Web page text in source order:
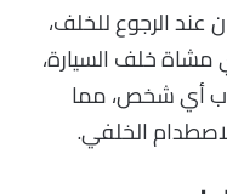
عند الرجوع للخلف،
خلف السيارة،
أي شخص، مما
الخلفي.